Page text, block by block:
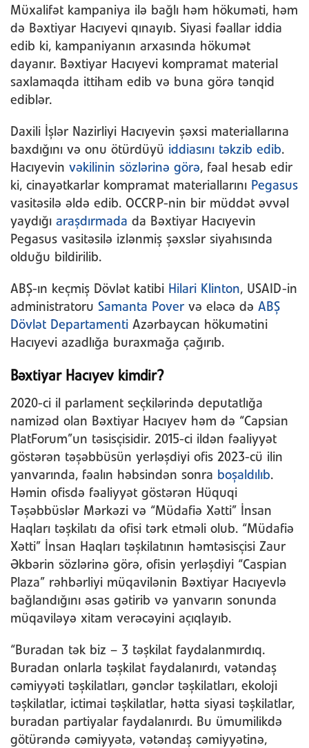
Müxalifət kampaniya ilə bağlı həm hökuməti, həm
də Bəxtiyar Hacıyevi qınayıb. Siyasi fəallar iddia
edib ki, kampaniyanın arxasında hökumət
dayanır. Bəxtiyar Hacıyevi kompramat material
saxlamaqda ittiham edib və buna görə tənqid
ediblər.
Daxili İşlər Nazirliyi Hacıyevin şəxsi materiallarına
baxdığını və onu ötürdüyü iddiasını təkzib edib.
Hacıyevin vəkilinin sözlərinə görə, fəal hesab edir
ki, cinayətkarlar kompramat materiallarını Pegasus
vasitəsilə əldə edib. OCCRP-nin bir müddət əvvəl
yaydığı araşdırmada da Bəxtiyar Hacıyevin
Pegasus vasitəsilə izlənmiş şəxslər siyahısında
olduğu bildirilib.
ABŞ-ın keçmiş Dövlət katibi Hilari Klinton, USAID-in
administratoru Samanta Pover və eləcə də ABŞ
Dövlət Departamenti Azərbaycan hökumətini
Hacıyevi azadlığa buraxmağa çağırıb.
Bəxtiyar Hacıyev kimdir?
2020-ci il parlament seçkilərində deputatlığa
namizəd olan Bəxtiyar Hacıyev həm də “Capsian
PlatForum”un təsisçisidir. 2015-ci ildən fəaliyyət
göstərən təşəbbüsün yerləşdiyi ofis 2023-cü ilin
yanvarında, fəalın həbsindən sonra boşaldılıb.
Həmin ofisdə fəaliyyət göstərən Hüquqi
Təşəbbüslər Mərkəzi və “Müdafiə Xətti” İnsan
Haqları təşkilatı da ofisi tərk etməli olub. “Müdafiə
Xətti” İnsan Haqları təşkilatının həmtəsisçisi Zaur
Əkbərin sözlərinə görə, ofisin yerləşdiyi “Caspian
Plaza” rəhbərliyi müqavilənin Bəxtiyar Hacıyevlə
bağlandığını əsas gətirib və yanvarın sonunda
müqaviləyə xitam verəcəyini açıqlayıb.
“Buradan tək biz – 3 təşkilat faydalanmırdıq.
Buradan onlarla təşkilat faydalanırdı, vətəndaş
cəmiyyəti təşkilatları, gənclər təşkilatları, ekoloji
təşkilatlar, ictimai təşkilatlar, hətta siyasi təşkilatlar,
buradan partiyalar faydalanırdı. Bu ümumilikdə
götürəndə cəmiyyətə, vətəndaş cəmiyyətinə,